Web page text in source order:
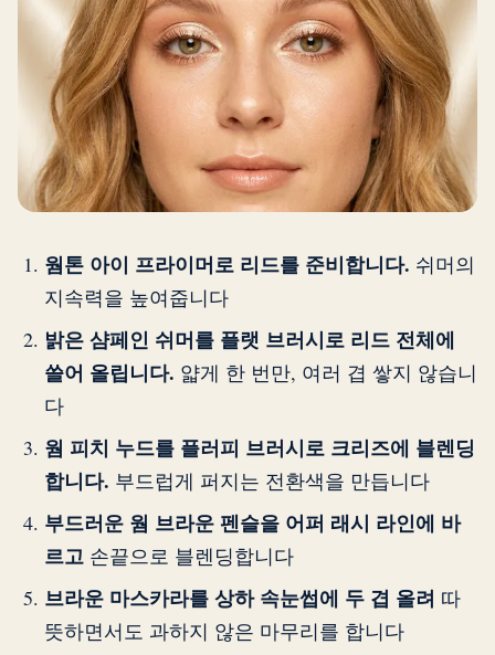
웜톤 아이 프라이머로 리드를 준비합니다. 쉬머의
지속력을 높여줍니다
밝은 샴페인 쉬머를 플랫 브러시로 리드 전체에
쓸어 올립니다. 얇게 한 번만, 여러 겹 쌓지 않습니
다
웜 피치 누드를 플러피 브러시로 크리즈에 블렌딩
합니다. 부드럽게 퍼지는 전환색을 만듭니다
부드러운 웜 브라운 펜슬을 어퍼 래시 라인에 바
르고 손끝으로 블렌딩합니다
브라운 마스카라를 상하 속눈썹에 두 겹 올려 따
뜻하면서도 과하지 않은 마무리를 합니다